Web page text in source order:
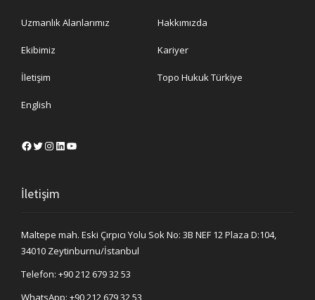
Uzmanlık Alanlarımız Hakkımızda
Ekibimiz Kariyer
İletişim Topo Hukuk Türkiye
English
Facebook Twitter Instagram LinkedIn YouTube
İletişim
Maltepe mah. Eski Çırpıcı Yolu Sok No: 3B NEF 12 Plaza D:104,
34010 Zeytinburnu/İstanbul
Telefon: +90 212 679 32 53
WhatsApp: +90 212 679 32 53